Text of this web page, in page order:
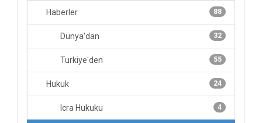
88
Haberler
32
Dünya'dan
55
Turkiye'den
24
Hukuk
4
Icra Hukuku